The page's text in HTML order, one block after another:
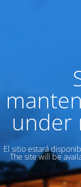
under
El sitio estará
The site will be